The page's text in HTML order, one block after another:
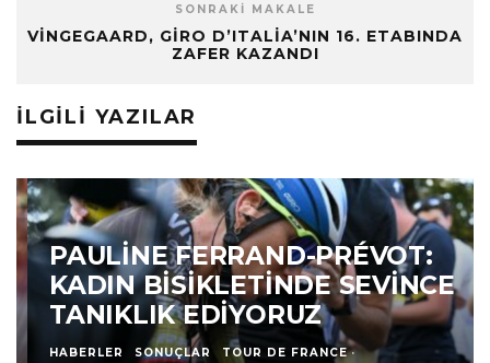
SONRAKI MAKALE
VINGEGAARD, GIRO D’ITALIA’NIN 16. ETABINDA
ZAFER KAZANDI
İLGILI YAZILAR
PAULINE FERRAND-PRÉVOT:
KADIN BISIKLETINDE SEVINCE
TANIKLIK EDIYORUZ
HABERLER SONUÇLAR TOUR DE FRANCE ·